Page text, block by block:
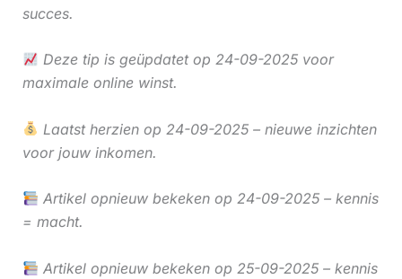
succes.
Deze tip is geüpdatet op 24-09-2025 voor
maximale online winst.
Laatst herzien op 24-09-2025 – nieuwe inzichten
voor jouw inkomen.
Artikel opnieuw bekeken op 24-09-2025 – kennis
= macht.
Artikel opnieuw bekeken op 25-09-2025 – kennis